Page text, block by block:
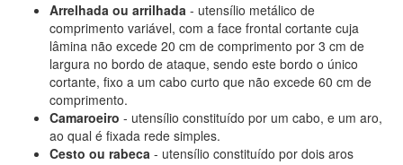
Arrelhada ou arrilhada - utensílio metálico de
comprimento variável, com a face frontal cortante cuja
lâmina não excede 20 cm de comprimento por 3 cm de
largura no bordo de ataque, sendo este bordo o único
cortante, fixo a um cabo curto que não excede 60 cm de
comprimento.
Camaroeiro - utensílio constituído por um cabo, e um aro,
ao qual é fixada rede simples.
Cesto ou rabeca - utensílio constituído por dois aros